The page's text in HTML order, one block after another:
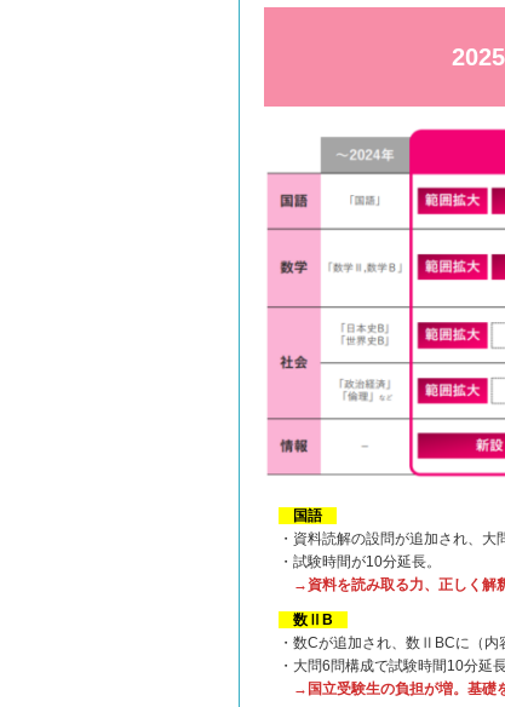
国語
・資料読解の設問が追加され、大
・試験時間が10分延長。
→資料を読み取る力、正しく解
数ⅡB
・数Cが追加され、数ⅡBCに（内
・大問6問構成で試験時間10分延長
→ 国立受験生の負担が増。基礎